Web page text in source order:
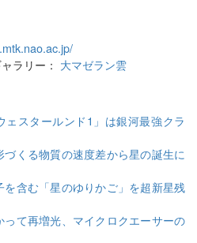
ラリー： 大マゼラン雲
ェスタールンド1」は銀河最強クラ
づくる物質の速度差から星の誕生に
を含む「星のゆりかご」を超新星残
って再増光、マイクロクエーサーの